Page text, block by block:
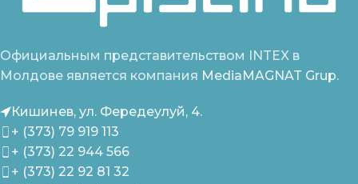
Официальным представительством INTEX в
Молдове является компания MediaMAGNAT Grup.
Кишинев, ул. Фередеулуй, 4.
+ (373) 79 919 113
+ (373) 22 944 566
+ (373) 22 92 81 32